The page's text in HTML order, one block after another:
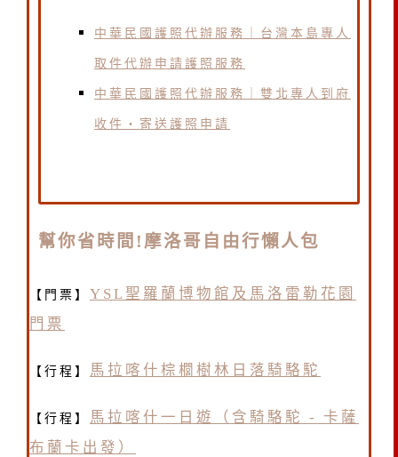
中華民國護照代辦服務｜台灣本島專人
取件代辦申請護照服務
中華民國護照代辦服務｜雙北專人到府
收件・寄送護照申請
幫你省時間!摩洛哥自由行懶人包
【門票】 YSL聖羅蘭博物館及馬洛雷勒花園
門票
【行程】 馬拉喀什棕櫚樹林日落騎駱駝
【行程】
馬拉喀什一日遊（含騎駱駝 - 卡薩
布蘭卡出發）